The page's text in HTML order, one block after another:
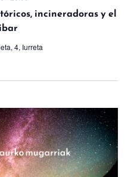
incineradoras y el
4, Iurreta